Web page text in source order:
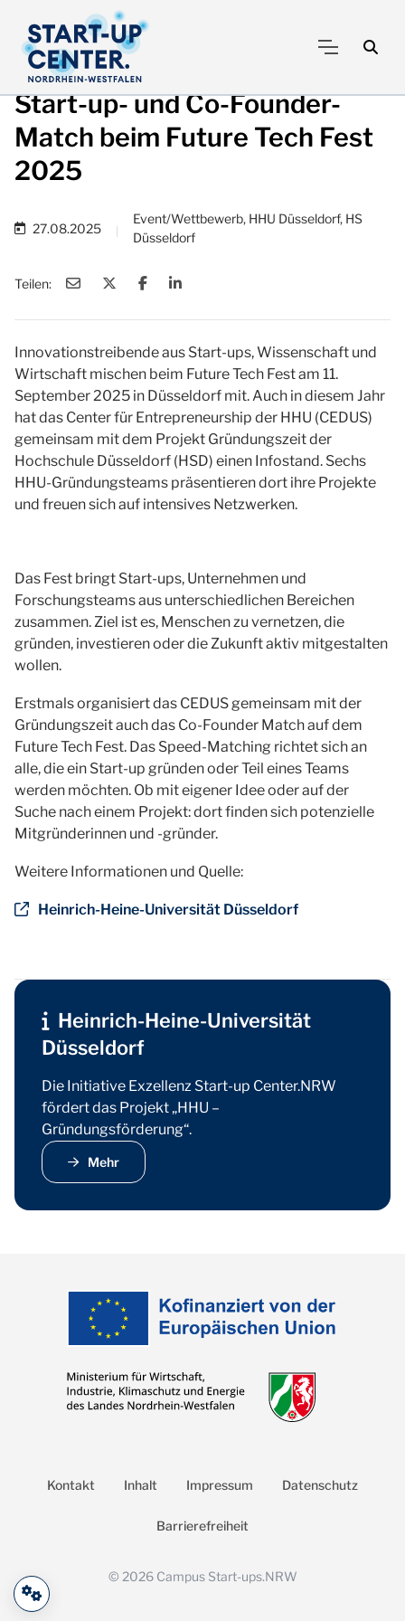
Start-up- und Co-Founder-
Match beim Future Tech Fest
2025
27.08.2025
Event/Wettbewerb, HHU Düsseldorf, HS
Düsseldorf
Teilen:
Innovationstreibende aus Start-ups, Wissenschaft und
Wirtschaft mischen beim Future Tech Fest am 11.
September 2025 in Düsseldorf mit. Auch in diesem Jahr
hat das Center für Entrepreneurship der HHU (CEDUS)
gemeinsam mit dem Projekt Gründungszeit der
Hochschule Düsseldorf (HSD) einen Infostand. Sechs
HHU-Gründungsteams präsentieren dort ihre Projekte
und freuen sich auf intensives Netzwerken.
Das Fest bringt Start-ups, Unternehmen und
Forschungsteams aus unterschiedlichen Bereichen
zusammen. Ziel ist es, Menschen zu vernetzen, die
gründen, investieren oder die Zukunft aktiv mitgestalten
wollen.
Erstmals organisiert das CEDUS gemeinsam mit der
Gründungszeit auch das Co-Founder Match auf dem
Future Tech Fest. Das Speed-Matching richtet sich an
alle, die ein Start-up gründen oder Teil eines Teams
werden möchten. Ob mit eigener Idee oder auf der
Suche nach einem Projekt: dort finden sich potenzielle
Mitgründerinnen und -gründer.
Weitere Informationen und Quelle:
Heinrich-Heine-Universität Düsseldorf
Heinrich-Heine-Universität
Düsseldorf
Die Initiative Exzellenz Start-up Center.NRW
fördert das Projekt „HHU –
Gründungsförderung“.
Mehr
Kontakt Inhalt Impressum Datenschutz
Barrierefreiheit
© 2026Campus Start-ups.NRW